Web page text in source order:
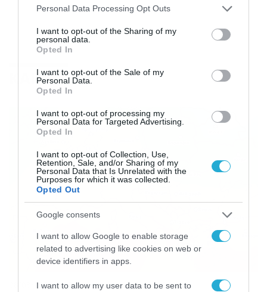
Please note that this website/app uses one or more Google
not limited to your visit or usage behaviour. You may click to
grant or deny consent to Google and its third-party tags to
use your data for below specified purposes in below Google
consent section.
Personal Data Processing Opt Outs
I want to opt-out of the Sharing of my
personal data.
Opted In
I want to opt-out of the Sale of my
Personal Data.
Opted In
I want to opt-out of processing my
Personal Data for Targeted Advertising.
Opted In
I want to opt-out of Collection, Use,
Retention, Sale, and/or Sharing of my
Personal Data that Is Unrelated with the
Purposes for which it was collected.
Opted Out
Google consents
I want to allow Google to enable storage
related to advertising like cookies on web or
device identifiers in apps.
I want to allow my user data to be sent to
ΚΑΙΡΟΣ
08/08/2026 08:51